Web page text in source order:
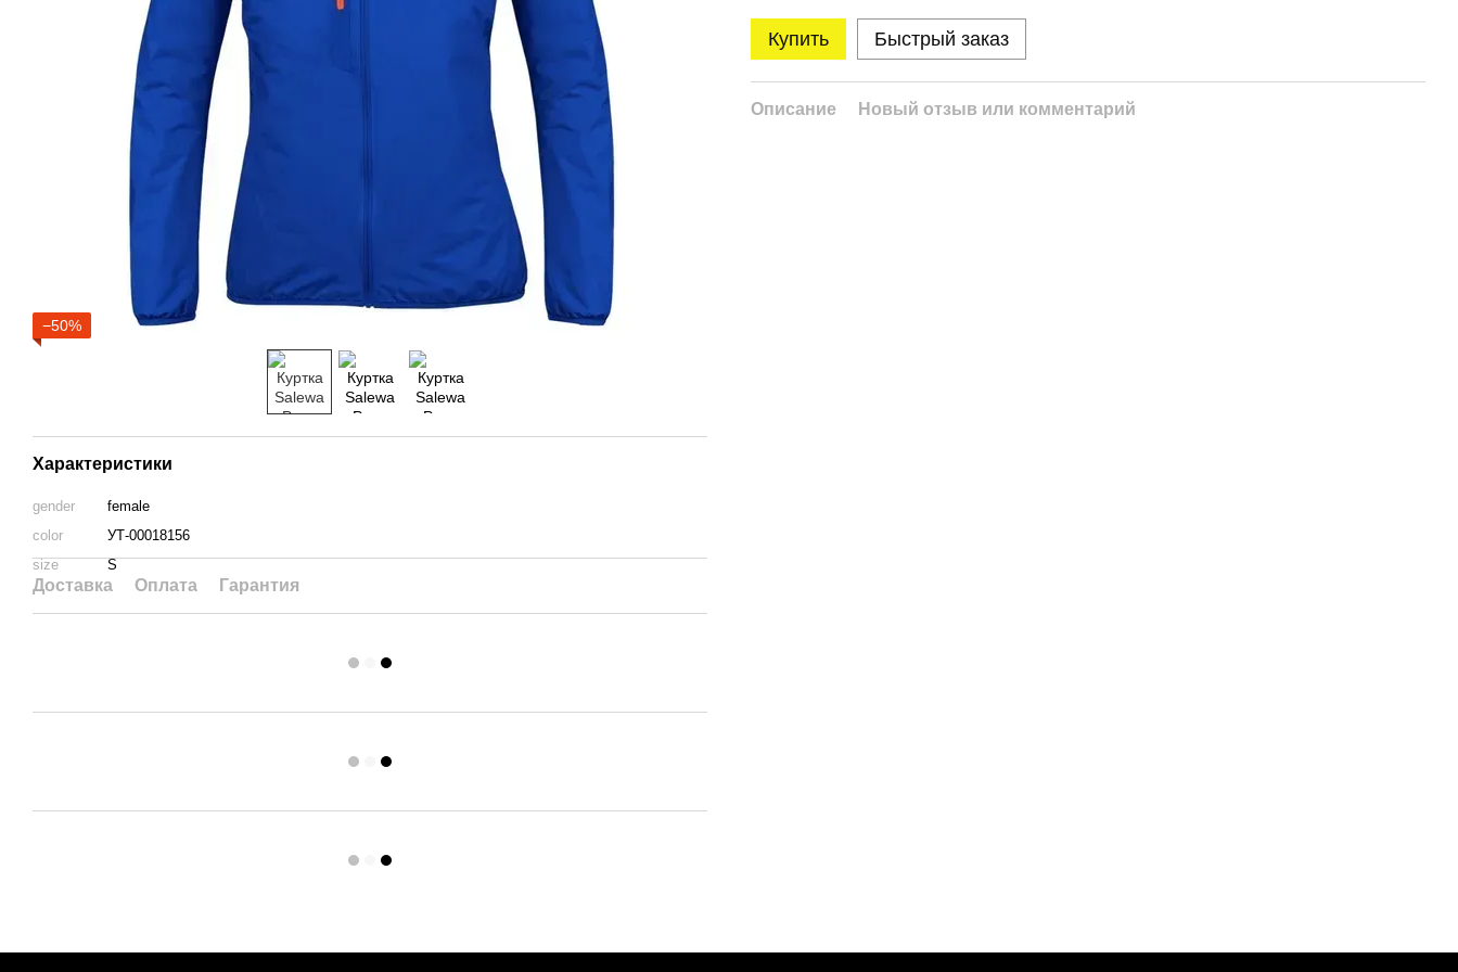
−50%
Характеристики
gender
female
color
УТ-00018156
size
S
Доставка Оплата Гарантия
Купить Быстрый заказ
Описание Новый отзыв или комментарий